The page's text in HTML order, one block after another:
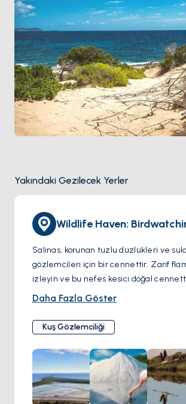
Yakındaki Gezilecek Yerler
Salinas, korunan tuzlu düzlükleri ve
gözlemcileri için bir cennettir. Zarif
izleyin ve bu nefes kesici doğal
türlerini gözlemlemek için gözlerinizi
Daha Fazla Göster
Kuş Gözlemciliği